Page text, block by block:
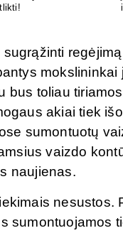
bus toliau
akiai tiek
sumontuotų
vaizdo
naujienas.
nesustos.
sumontuojamos